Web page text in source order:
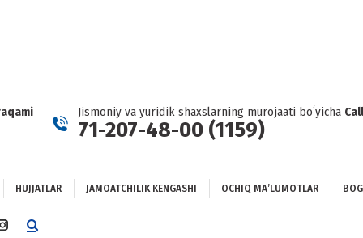
Jismoniy va yuridik shaxslarning murojaati boʻyicha
71-207-48-00 (1159)
HUJJATLAR JAMOATCHILIK KENGASHI OCHIQ MAʼLUMOTLAR
INSTAGRAM